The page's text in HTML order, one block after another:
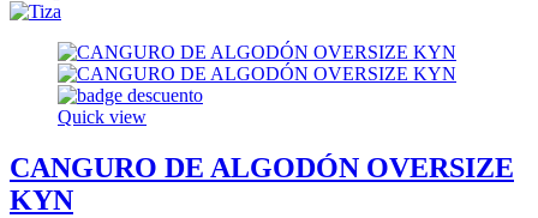
Quick view
CANGURO DE ALGODÓN OVERSIZE
KYN